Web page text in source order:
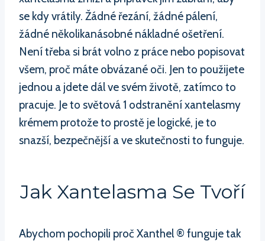
se kdy vrátily. Žádné řezání, žádné pálení,
žádné několikanásobné nákladné ošetření.
Není třeba si brát volno z práce nebo popisovat
všem, proč máte obvázané oči. Jen to použijete
jednou a jdete dál ve svém životě, zatímco to
pracuje. Je to světová 1 odstranění xantelasmy
krémem protože to prostě je logické, je to
snazší, bezpečnější a ve skutečnosti to funguje.
Jak Xantelasma Se Tvoří
Abychom pochopili proč Xanthel ® funguje tak